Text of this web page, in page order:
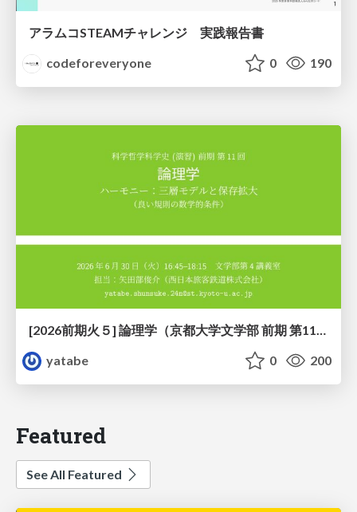
アラムコSTEAMチャレンジ 実践報告書
codeforeveryone
0 190
yatabe
0 200
Featured
See All Featured